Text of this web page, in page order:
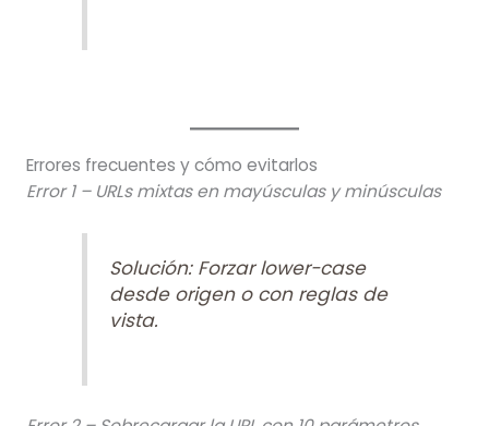
Errores frecuentes y cómo evitarlos
Error 1 – URLs mixtas en mayúsculas y minúsculas
Solución: Forzar lower-case
desde origen o con reglas de
vista.